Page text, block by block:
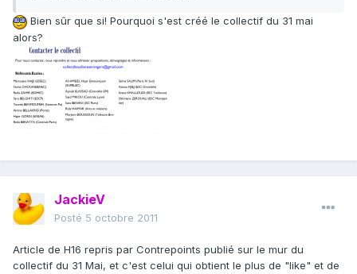
Bien sûr que si! Pourquoi s'est créé le collectif du 31 mai
alors?
JackieV
Posté 5 octobre 2011
Article de H16 repris par Contrepoints publié sur le mur du
collectif du 31 Mai, et c'est celui qui obtient le plus de "like" et de